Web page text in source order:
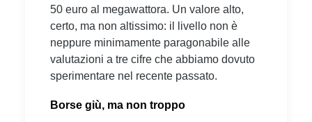
50 euro al megawattora. Un valore alto,
certo, ma non altissimo: il livello non è
neppure minimamente paragonabile alle
valutazioni a tre cifre che abbiamo dovuto
sperimentare nel recente passato.
Borse giù, ma non troppo